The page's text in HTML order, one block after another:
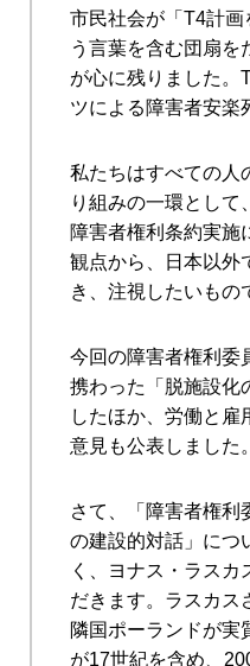
市民社会が「T4計
う言葉を含む団扇を
が心に残りました。
ツによる障害者安楽
私たちはすべての人
り組みの一環として
障害者権利条約実施
観点から、日本以外
き、注視したいもの
今回の障害者権利委
携わった「脱施設化
したほか、労働と雇
意見も公表しました。
さて、「障害者権利
の建設的対話」につ
く、ヨナス・ラスカ
だきます。ラスカス
隣国ポーランドが実
が17世紀を含め、